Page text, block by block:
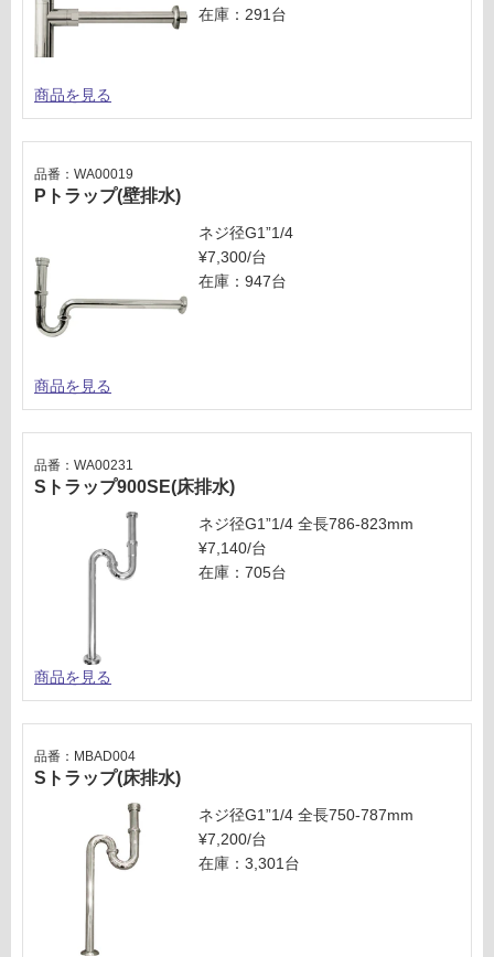
在庫：291台
商品を見る
Pトラップ(壁排水)
品番：WA00019
ネジ径G1”1/4
¥7,300/台
在庫：947台
商品を見る
Sトラップ900SE(床排水)
品番：WA00231
ネジ径G1”1/4 全長786-823mm
¥7,140/台
在庫：705台
商品を見る
Sトラップ(床排水)
品番：MBAD004
ネジ径G1”1/4 全長750-787mm
¥7,200/台
在庫：3,301台